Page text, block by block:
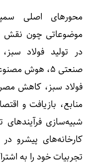
در تولید فولاد
صنعتی ۵، هوش
فولاد سبز، کاهش
منابع، بازیافت و
شبیه‌سازی
کارخانه‌های پیشرو
تجربیات خود را به